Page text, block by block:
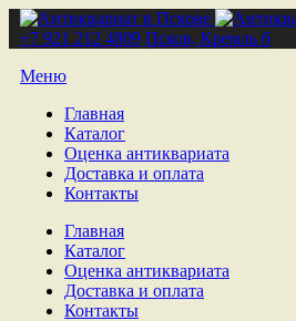
+7 921 212 4809 Псков, Кремль 6
Меню
Главная
Каталог
Оценка антиквариата
Доставка и оплата
Контакты
Главная
Каталог
Оценка антиквариата
Доставка и оплата
Контакты